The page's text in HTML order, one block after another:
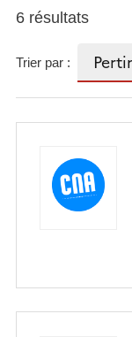
6 résultats
Trier par :